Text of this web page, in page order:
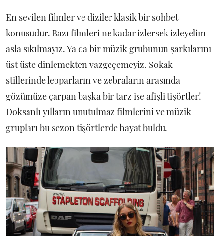
En sevilen filmler ve diziler klasik bir sohbet
konusudur. Bazı filmleri ne kadar izlersek izleyelim
asla sıkılmayız. Ya da bir müzik grubunun şarkılarını
üst üste dinlemekten vazgeçemeyiz. Sokak
stillerinde leoparların ve zebraların arasında
gözümüze çarpan başka bir tarz ise afişli tişörtler!
Doksanlı yılların unutulmaz filmlerini ve müzik
grupları bu sezon tişörtlerde hayat buldu.